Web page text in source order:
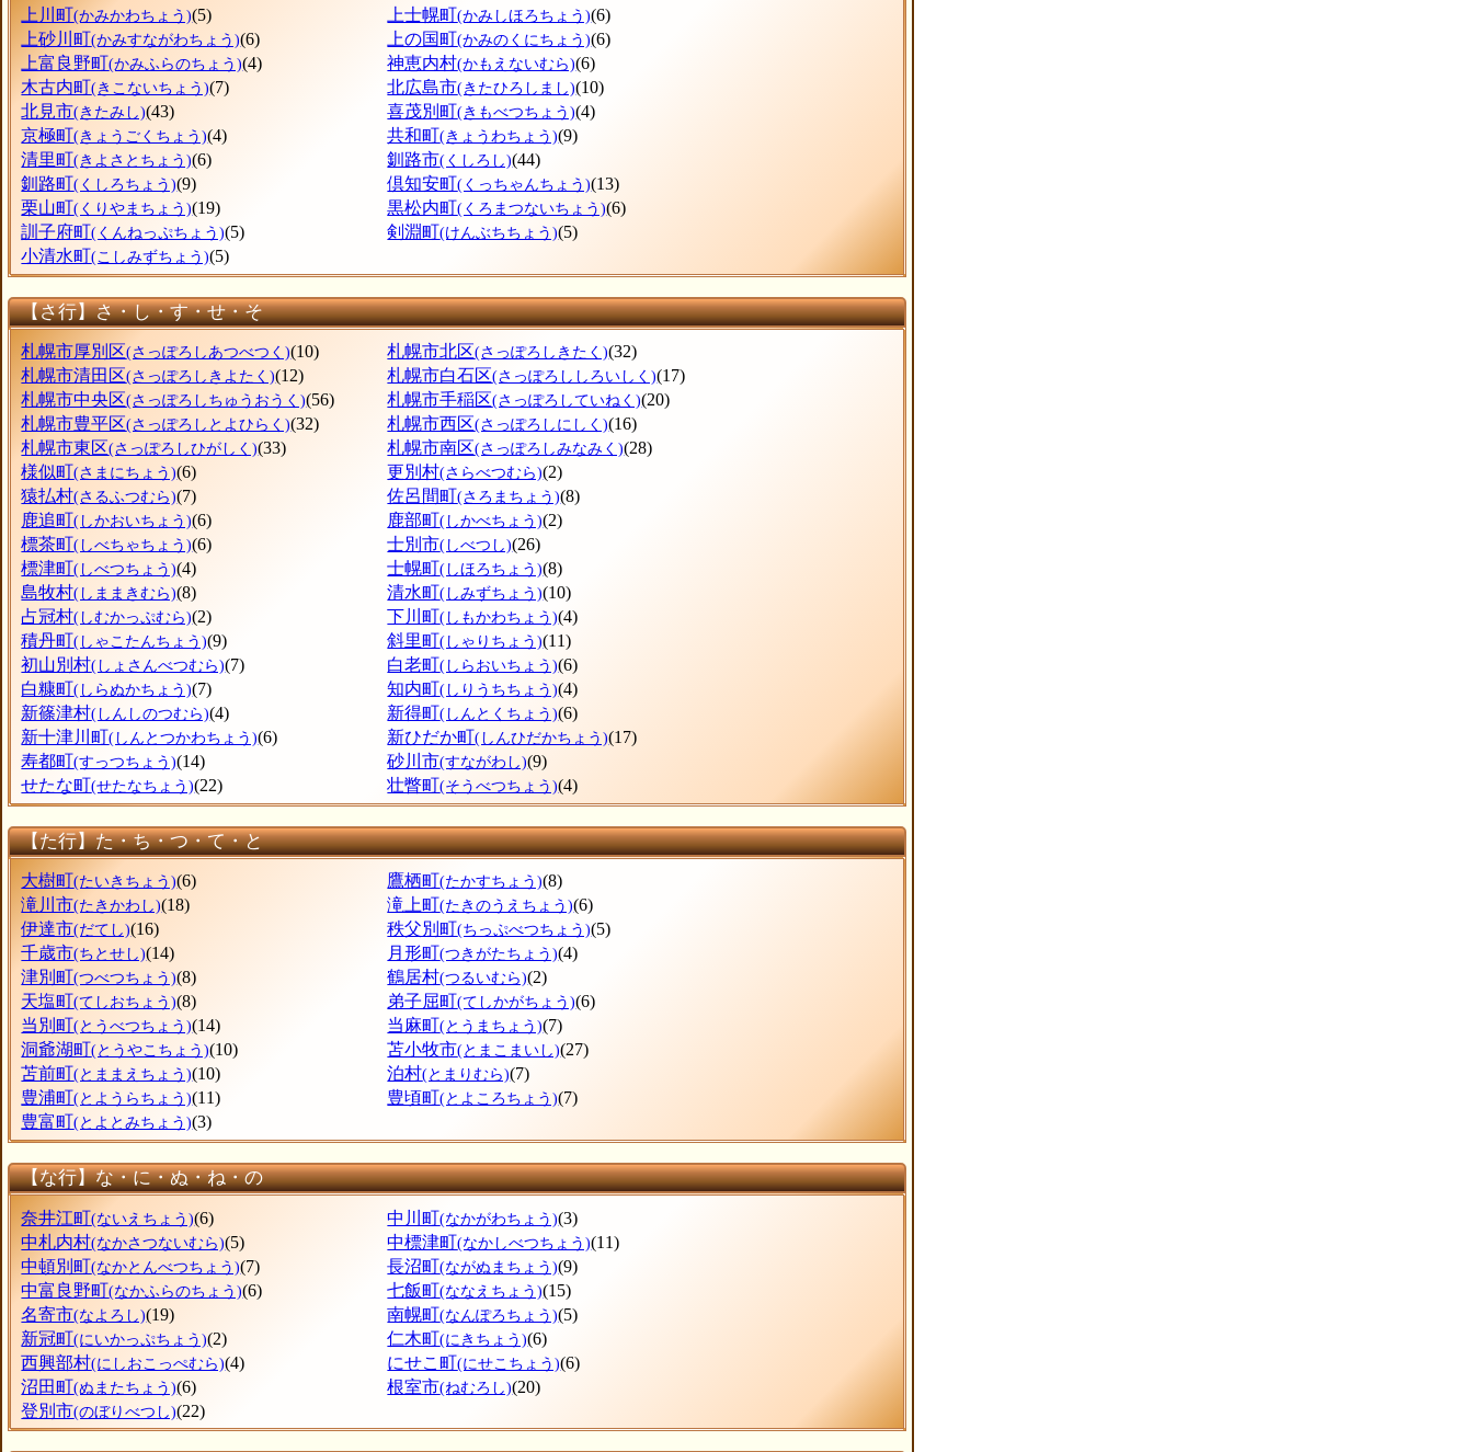
上川町(かみかわちょう)(5) 上士幌町(かみしほろちょう)(6)
上砂川町(かみすながわちょう)(6) 上の国町(かみのくにちょう)(6)
上富良野町(かみふらのちょう)(4) 神恵内村(かもえないむら)(6)
木古内町(きこないちょう)(7) 北広島市(きたひろしまし)(10)
北見市(きたみし)(43) 喜茂別町(きもべつちょう)(4)
京極町(きょうごくちょう)(4) 共和町(きょうわちょう)(9)
清里町(きよさとちょう)(6) 釧路市(くしろし)(44)
釧路町(くしろちょう)(9) 倶知安町(くっちゃんちょう)(13)
栗山町(くりやまちょう)(19) 黒松内町(くろまつないちょう)(6)
訓子府町(くんねっぷちょう)(5) 剣淵町(けんぶちちょう)(5)
小清水町(こしみずちょう)(5)
【さ行】さ・し・す・せ・そ
札幌市厚別区(さっぽろしあつべつく)(10) 札幌市北区(さっぽろしきたく)(32)
札幌市清田区(さっぽろしきよたく)(12) 札幌市白石区(さっぽろししろいしく)(17)
札幌市中央区(さっぽろしちゅうおうく)(56) 札幌市手稲区(さっぽろしていねく)(20)
札幌市豊平区(さっぽろしとよひらく)(32) 札幌市西区(さっぽろしにしく)(16)
札幌市東区(さっぽろしひがしく)(33) 札幌市南区(さっぽろしみなみく)(28)
様似町(さまにちょう)(6) 更別村(さらべつむら)(2)
猿払村(さるふつむら)(7) 佐呂間町(さろまちょう)(8)
鹿追町(しかおいちょう)(6) 鹿部町(しかべちょう)(2)
標茶町(しべちゃちょう)(6) 士別市(しべつし)(26)
標津町(しべつちょう)(4) 士幌町(しほろちょう)(8)
島牧村(しままきむら)(8) 清水町(しみずちょう)(10)
占冠村(しむかっぷむら)(2) 下川町(しもかわちょう)(4)
積丹町(しゃこたんちょう)(9) 斜里町(しゃりちょう)(11)
初山別村(しょさんべつむら)(7) 白老町(しらおいちょう)(6)
白糠町(しらぬかちょう)(7) 知内町(しりうちちょう)(4)
新篠津村(しんしのつむら)(4) 新得町(しんとくちょう)(6)
新十津川町(しんとつかわちょう)(6) 新ひだか町(しんひだかちょう)(17)
寿都町(すっつちょう)(14) 砂川市(すながわし)(9)
せたな町(せたなちょう)(22) 壮瞥町(そうべつちょう)(4)
【た行】た・ち・つ・て・と
大樹町(たいきちょう)(6) 鷹栖町(たかすちょう)(8)
滝川市(たきかわし)(18) 滝上町(たきのうえちょう)(6)
伊達市(だてし)(16) 秩父別町(ちっぷべつちょう)(5)
千歳市(ちとせし)(14) 月形町(つきがたちょう)(4)
津別町(つべつちょう)(8) 鶴居村(つるいむら)(2)
天塩町(てしおちょう)(8) 弟子屈町(てしかがちょう)(6)
当別町(とうべつちょう)(14) 当麻町(とうまちょう)(7)
洞爺湖町(とうやこちょう)(10) 苫小牧市(とまこまいし)(27)
苫前町(とままえちょう)(10) 泊村(とまりむら)(7)
豊浦町(とようらちょう)(11) 豊頃町(とよころちょう)(7)
豊富町(とよとみちょう)(3)
【な行】な・に・ぬ・ね・の
奈井江町(ないえちょう)(6) 中川町(なかがわちょう)(3)
中札内村(なかさつないむら)(5) 中標津町(なかしべつちょう)(11)
中頓別町(なかとんべつちょう)(7) 長沼町(ながぬまちょう)(9)
中富良野町(なかふらのちょう)(6) 七飯町(ななえちょう)(15)
名寄市(なよろし)(19) 南幌町(なんぽろちょう)(5)
新冠町(にいかっぷちょう)(2) 仁木町(にきちょう)(6)
西興部村(にしおこっぺむら)(4) にせこ町(にせこちょう)(6)
沼田町(ぬまたちょう)(6) 根室市(ねむろし)(20)
登別市(のぼりべつし)(22)